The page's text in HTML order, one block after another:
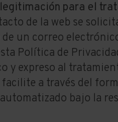
para el
de la web se
un correo
Política de
expreso al
a través del
bajo la